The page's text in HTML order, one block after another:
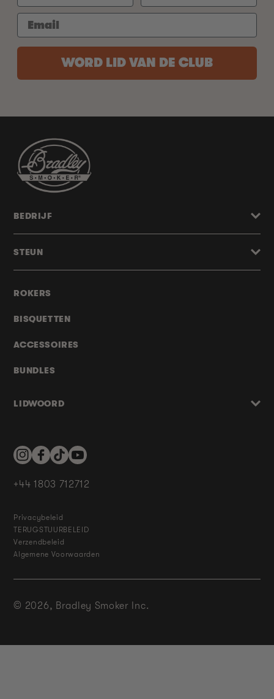
WORD LID VAN DE CLUB
ROKERS
BISQUETTEN
ACCESSOIRES
BUNDLES
LIDWOORD
BEDRIJF
STEUN
InstagramFacebookTikTokYouTube
+44 1803 712712
Privacybeleid
TERUGSTUURBELEID
Verzendbeleid
Algemene Voorwaarden
© 2026, Bradley Smoker Inc.